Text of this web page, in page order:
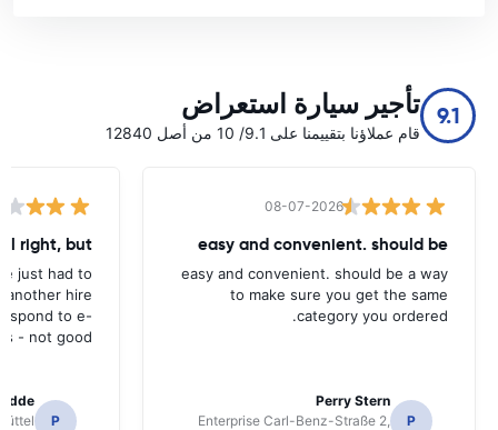
9.1 تأجير سيارة استعراض
قام عملاؤنا بتقييمنا على 9.1/ 10 من أصل 12840
08-07-2026
easy and convenient. should be
easy and convenient. should be a way
to make sure you get the same
category you ordered.
P
Perry Stern
Enterprise Carl-Benz-Straße 2,
right, but
just had to
another hire
to e-
- not good.
P